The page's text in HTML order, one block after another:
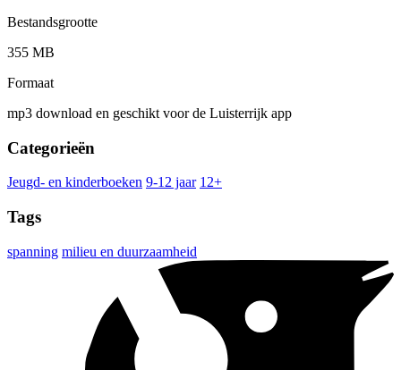
Bestandsgrootte
355 MB
Formaat
mp3 download en geschikt voor de Luisterrijk app
Categorieën
Jeugd- en kinderboeken 9-12 jaar 12+
Tags
spanning milieu en duurzaamheid